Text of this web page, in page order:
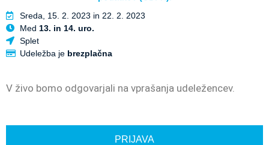
Sreda, 15. 2. 2023 in 22. 2. 2023
Med 13. in 14. uro.
Splet
Udeležba je brezplačna
V živo bomo odgovarjali na vprašanja udeležencev.
PRIJAVA